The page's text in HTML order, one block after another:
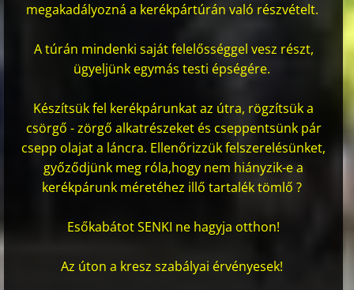
megakadályozná a kerékpártúrán való részvételt.
A túrán mindenki saját felelősséggel vesz részt,
ügyeljünk egymás testi épségére.
Készítsük fel kerékpárunkat az útra, rögzítsük a
csörgő - zörgő alkatrészeket és cseppentsünk pár
csepp olajat a láncra. Ellenőrizzük felszerelésünket,
győződjünk meg róla,hogy nem hiányzik-e a
kerékpárunk méretéhez illő tartalék tömlő ?
Esőkabátot SENKI ne hagyja otthon!
Az úton a kresz szabályai érvényesek!